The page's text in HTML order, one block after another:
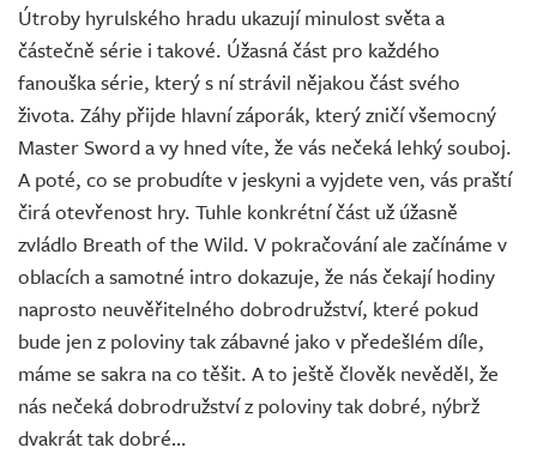
Útroby hyrulského hradu ukazují minulost světa a
částečně série i takové. Úžasná část pro každého
fanouška série, který s ní strávil nějakou část svého
života. Záhy přijde hlavní záporák, který zničí všemocný
Master Sword a vy hned víte, že vás nečeká lehký souboj.
A poté, co se probudíte v jeskyni a vyjdete ven, vás praští
čirá otevřenost hry. Tuhle konkrétní část už úžasně
zvládlo Breath of the Wild. V pokračování ale začínáme v
oblacích a samotné intro dokazuje, že nás čekají hodiny
naprosto neuvěřitelného dobrodružství, které pokud
bude jen z poloviny tak zábavné jako v předešlém díle,
máme se sakra na co těšit. A to ještě člověk nevěděl, že
nás nečeká dobrodružství z poloviny tak dobré, nýbrž
dvakrát tak dobré…